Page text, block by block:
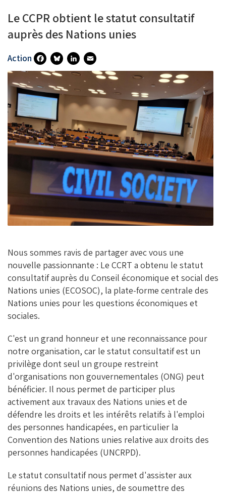
Le CCPR obtient le statut consultatif
auprès des Nations unies
Action
Fa
Ce
B
O
O
K
Bl
U
Es
Ky
Li
N
Ke
DI
N
E
M
Ai
L
Nous sommes ravis de partager avec vous une
nouvelle passionnante : Le CCRT a obtenu le statut
consultatif auprès du Conseil économique et social des
Nations unies (ECOSOC), la plate-forme centrale des
Nations unies pour les questions économiques et
sociales.
C'est un grand honneur et une reconnaissance pour
notre organisation, car le statut consultatif est un
privilège dont seul un groupe restreint
d'organisations non gouvernementales (ONG) peut
bénéficier. Il nous permet de participer plus
activement aux travaux des Nations unies et de
défendre les droits et les intérêts relatifs à l'emploi
des personnes handicapées, en particulier la
Convention des Nations unies relative aux droits des
personnes handicapées (UNCRPD).
Le statut consultatif nous permet d'assister aux
réunions des Nations unies, de soumettre des